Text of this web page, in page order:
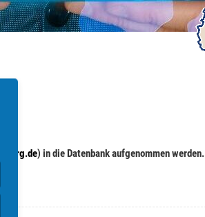
) in die Datenbank aufgenommen werden.